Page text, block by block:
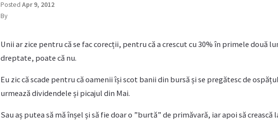
Posted Apr 9, 2012
By
Unii ar zice pentru că se fac corecții, pentru că a crescut cu 30% în primele două
dreptate, poate că nu.
Eu zic că scade pentru că oamenii își scot banii din bursă și se pregătesc de
urmează dividendele și picajul din Mai.
Sau aș putea să mă înșel și să fie doar o ”burtă” de primăvară, iar apoi să crească